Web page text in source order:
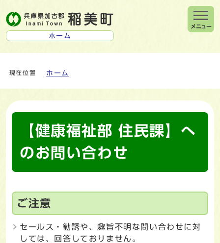
ホーム
メニュー
現在位置 ホーム
【健康福祉部 住民課】へ
のお問い合わせ
ご注意
セールス・勧誘や、趣旨不明な問い合わせに対
しては、回答しておりません。